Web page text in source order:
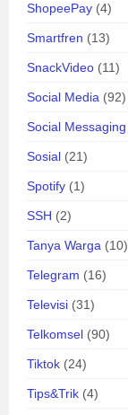
ShopeePay (4)
Smartfren (13)
SnackVideo (11)
Social Media (92)
Social Messaging
Sosial (21)
Spotify (1)
SSH (2)
Tanya Warga (10)
Telegram (16)
Televisi (31)
Telkomsel (90)
Tiktok (24)
Tips&Trik (4)